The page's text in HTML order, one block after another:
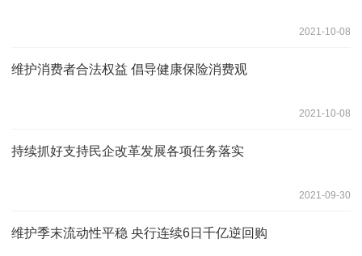
2021-10-08
维护消费者合法权益 倡导健康保险消费观
2021-10-08
持续抓好支持民企改革发展各项任务落实
2021-09-30
维护季末流动性平稳 央行连续6日千亿逆回购